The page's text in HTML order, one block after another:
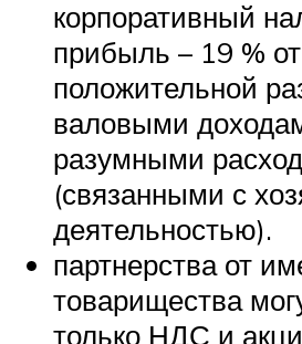
корпоративный
прибыль – 19 % от
положительной
валовыми
разумными
(связанными с
деятельностью).
партнерства от
товарищества
только НДС и